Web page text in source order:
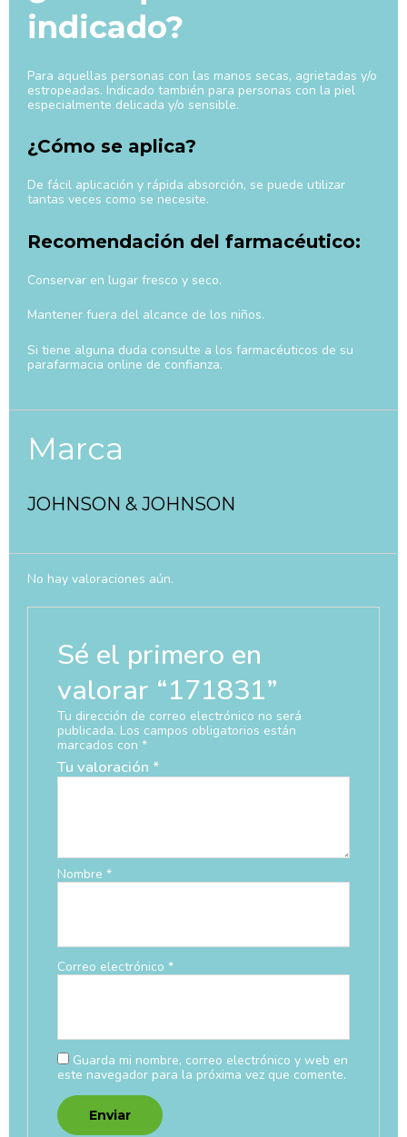
indicado?
Para aquellas personas con las manos secas, agrietadas y/o
estropeadas. Indicado también para personas con la piel
especialmente delicada y/o sensible.
¿Cómo se aplica?
De fácil aplicación y rápida absorción, se puede utilizar
tantas veces como se necesite.
Recomendación del farmacéutico:
Conservar en lugar fresco y seco.
Mantener fuera del alcance de los niños.
Si tiene alguna duda consulte a los farmacéuticos de su
parafarmacia online de confianza.
Marca
JOHNSON & JOHNSON
No hay valoraciones aún.
Sé el primero en
valorar “171831”
Tu dirección de correo electrónico no será
publicada. Los campos obligatorios están
marcados con *
Tu valoración *
Nombre *
Correo electrónico *
Guarda mi nombre, correo electrónico y web en
este navegador para la próxima vez que comente.